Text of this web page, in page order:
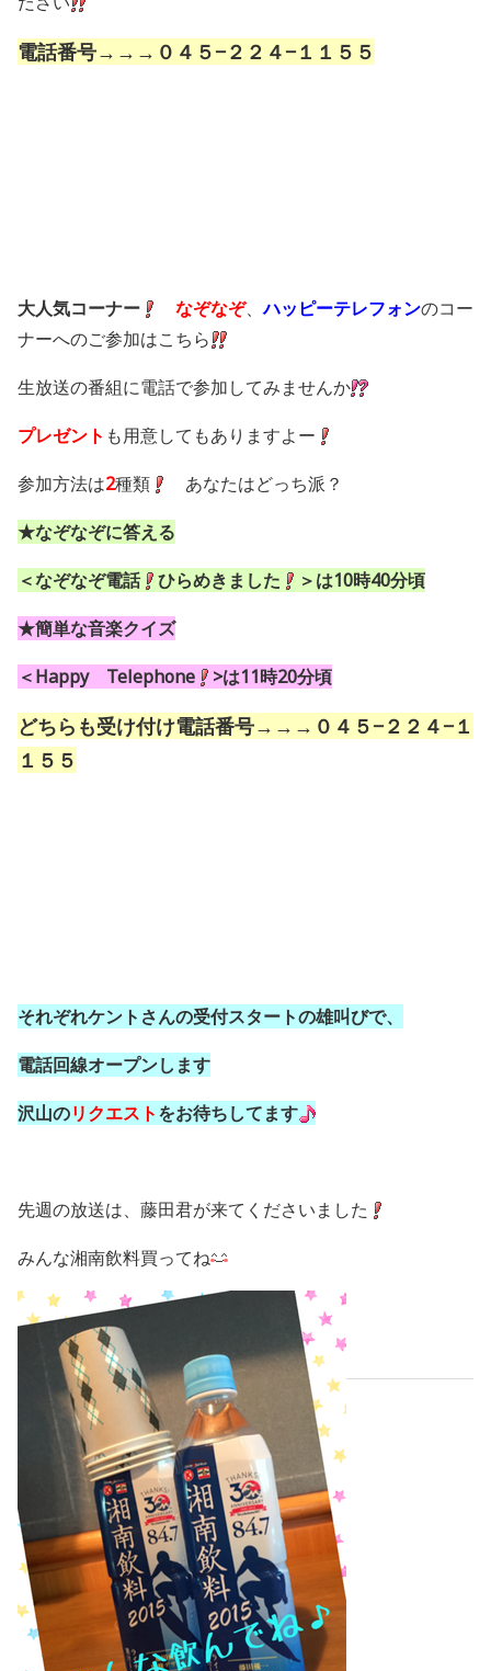
電話番号→→→０４５−２２４−１１５５
大人気コーナー なぞなぞ、ハッピーテレフォンのコー
ナーへのご参加はこちら
生放送の番組に電話で参加してみませんか
プレゼント も用意してもありますよー
参加方法は2種類
あなたはどっち派？
★なぞなぞに答える
＜なぞなぞ電話
ひらめきました
＞は10時40分頃
★簡単な音楽クイズ
＜Happy Telephone
>は11時20分頃
どちらも受け付け電話番号→→→０４５−２２４−１
１５５
それぞれケントさんの受付スタートの雄叫びで、
電話回線オープンします
沢山のリクエストをお待ちしてます
先週の放送は、藤田君が来てくださいました
みんな湘南飲料買ってね